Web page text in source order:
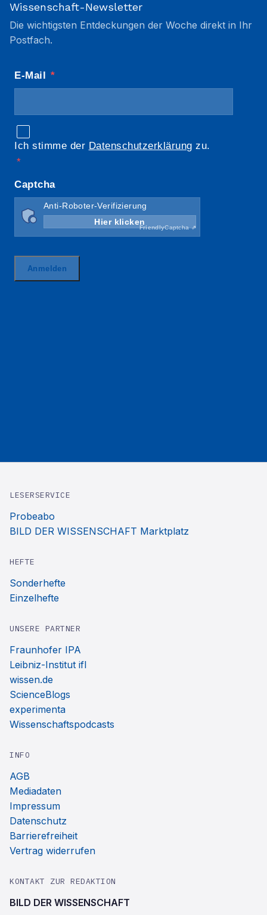
Wissenschaft-Newsletter
Die wichtigsten Entdeckungen der Woche direkt in Ihr
Postfach.
LESERSERVICE
Probeabo
BILD DER WISSENSCHAFT Marktplatz
HEFTE
Sonderhefte
Einzelhefte
UNSERE PARTNER
Fraunhofer IPA
Leibniz-Institut ifl
wissen.de
ScienceBlogs
experimenta
Wissenschaftspodcasts
INFO
AGB
Mediadaten
Impressum
Datenschutz
Barrierefreiheit
Vertrag widerrufen
KONTAKT ZUR REDAKTION
BILD DER WISSENSCHAFT